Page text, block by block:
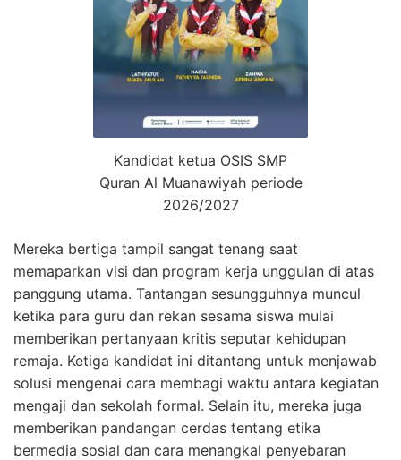
Kandidat ketua OSIS SMP
Quran Al Muanawiyah periode
2026/2027
Mereka bertiga tampil sangat tenang saat
memaparkan visi dan program kerja unggulan di atas
panggung utama. Tantangan sesungguhnya muncul
ketika para guru dan rekan sesama siswa mulai
memberikan pertanyaan kritis seputar kehidupan
remaja. Ketiga kandidat ini ditantang untuk menjawab
solusi mengenai cara membagi waktu antara kegiatan
mengaji dan sekolah formal. Selain itu, mereka juga
memberikan pandangan cerdas tentang etika
bermedia sosial dan cara menangkal penyebaran